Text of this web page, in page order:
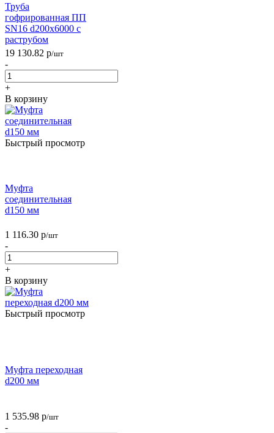
Труба
гофрированная ПП
SN16 d200х6000 с
раструбом
19 130.82 р/шт
-
+
В корзину
Быстрый просмотр
Муфта
соединительная
d150 мм
1 116.30 р/шт
-
+
В корзину
Быстрый просмотр
Муфта переходная
d200 мм
1 535.98 р/шт
-